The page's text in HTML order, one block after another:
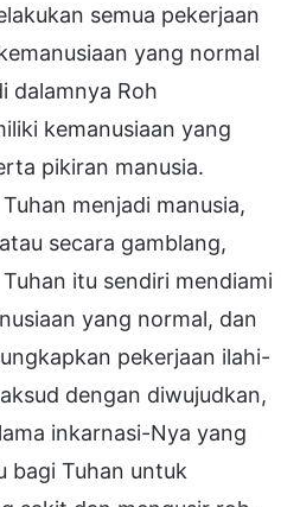
semua pekerjaan
yang normal
dalamnya Roh
kemanusiaan yang
pikiran manusia.
menjadi manusia,
secara gamblang,
itu sendiri mendiami
yang normal, dan
pekerjaan ilahi-
dengan diwujudkan,
inkarnasi-Nya yang
bagi Tuhan untuk